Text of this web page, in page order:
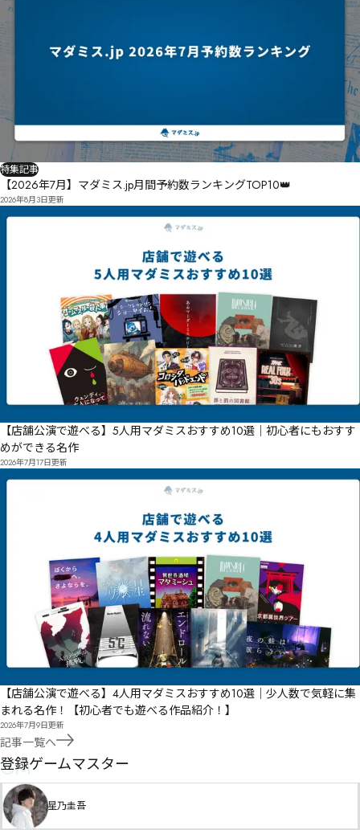
特集記事
【2026年7月】マダミス.jp月間予約数ランキングTOP10👑
2026年8月3日更新
【店舗公演で遊べる】5人用マダミスおすすめ10選｜初心者にもおすす
めができる名作
2026年7月17日更新
【店舗公演で遊べる】4人用マダミスおすすめ10選｜少人数で気軽に集
まれる名作！【初心者でも遊べる作品紹介！】
2026年7月9日更新
記事一覧へ
GM
登録ゲームマスター
星乃圭吾